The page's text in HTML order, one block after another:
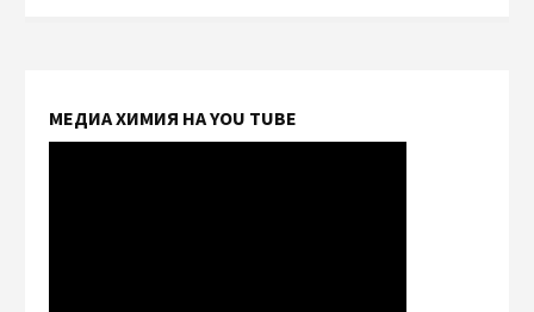
МЕДИА ХИМИЯ НА YOU TUBE